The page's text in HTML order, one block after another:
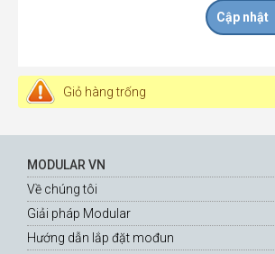
Giỏ hàng trống
MODULAR VN
Về chúng tôi
Giải pháp Modular
Hướng dẫn lắp đặt mođun